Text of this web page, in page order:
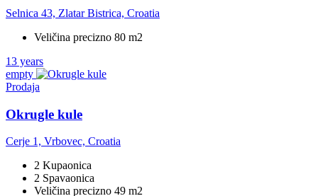
Selnica 43, Zlatar Bistrica, Croatia
Veličina precizno 80 m2
13 years
empty
Prodaja
Okrugle kule
Cerje 1, Vrbovec, Croatia
2 Kupaonica
2 Spavaonica
Veličina precizno 49 m2